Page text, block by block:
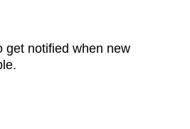
get notified when new